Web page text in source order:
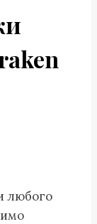
любого